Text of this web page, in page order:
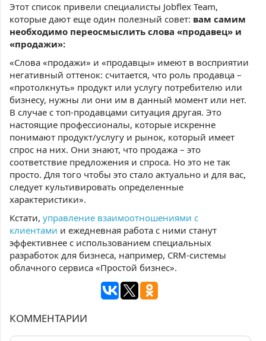
Этот список привели специалисты Jobflex Team,
которые дают еще один полезный совет: вам самим
необходимо переосмыслить слова «продавец» и
«продажи»:
«Слова «продажи» и «продавцы» имеют в восприятии
негативный оттенок: считается, что роль продавца –
«протолкнуть» продукт или услугу потребителю или
бизнесу, нужны ли они им в данный момент или нет.
В случае с топ-продавцами ситуация другая. Это
настоящие профессионалы, которые искренне
понимают продукт/услугу и рынок, который имеет
спрос на них. Они знают, что продажа – это
соответствие предложения и спроса. Но это не так
просто. Для того чтобы это стало актуально и для вас,
следует культивировать определенные
характеристики».
Кстати, управление взаимоотношениями с
клиентами и ежедневная работа с ними станут
эффективнее с использованием специальных
разработок для бизнеса, например, CRM-системы
облачного сервиса «Простой бизнес».
КОММЕНТАРИИ